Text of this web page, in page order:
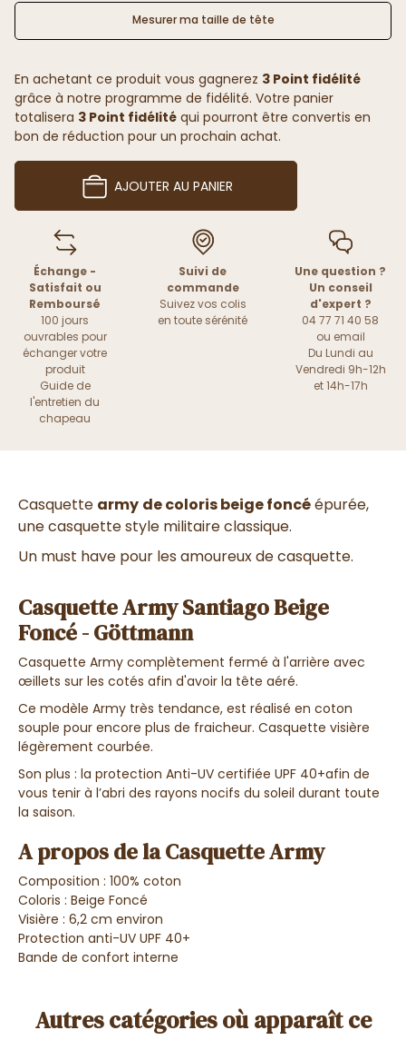
Mesurer ma taille de tête
En achetant ce produit vous gagnerez 3 Point fidélité
grâce à notre programme de fidélité. Votre panier
totalisera 3 Point fidélité qui pourront être convertis en
bon de réduction pour un prochain achat.
AJOUTER AU PANIER
Échange -
Satisfait ou
Remboursé
100 jours
ouvrables pour
échanger votre
produit
Guide de
l'entretien du
chapeau
Suivi de
commande
Suivez vos colis
en toute sérénité
Une question ?
Un conseil
d'expert ?
04 77 71 40 58
ou email
Du Lundi au
Vendredi 9h-12h
et 14h-17h
Casquette army de coloris beige foncéépurée,
une casquette style militaire classique.
Un must have pour les amoureux de casquette.
Casquette Army Santiago Beige
Foncé - Göttmann
Casquette Army complètement fermé à l'arrière avec
œillets sur les cotés afin d'avoir la tête aéré.
Ce modèle Army très tendance, est réalisé en coton
souple pour encore plus de fraicheur. Casquette visière
légèrement courbée.
Son plus : la protection Anti-UV certifiée UPF 40+afin de
vous tenir à l’abri des rayons nocifs du soleil durant toute
la saison.
A propos de la Casquette Army
Composition : 100% coton
Coloris : Beige Foncé
Visière : 6,2 cm environ
Protection anti-UV UPF 40+
Bande de confort interne
Autres catégories où apparaît ce